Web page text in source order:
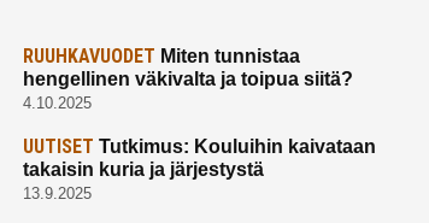
RUUHKAVUODET Miten tunnistaa
hengellinen väkivalta ja toipua siitä?
4.10.2025
UUTISET Tutkimus: Kouluihin kaivataan
takaisin kuria ja järjestystä
13.9.2025